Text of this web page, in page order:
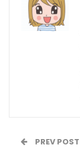
PREV POST